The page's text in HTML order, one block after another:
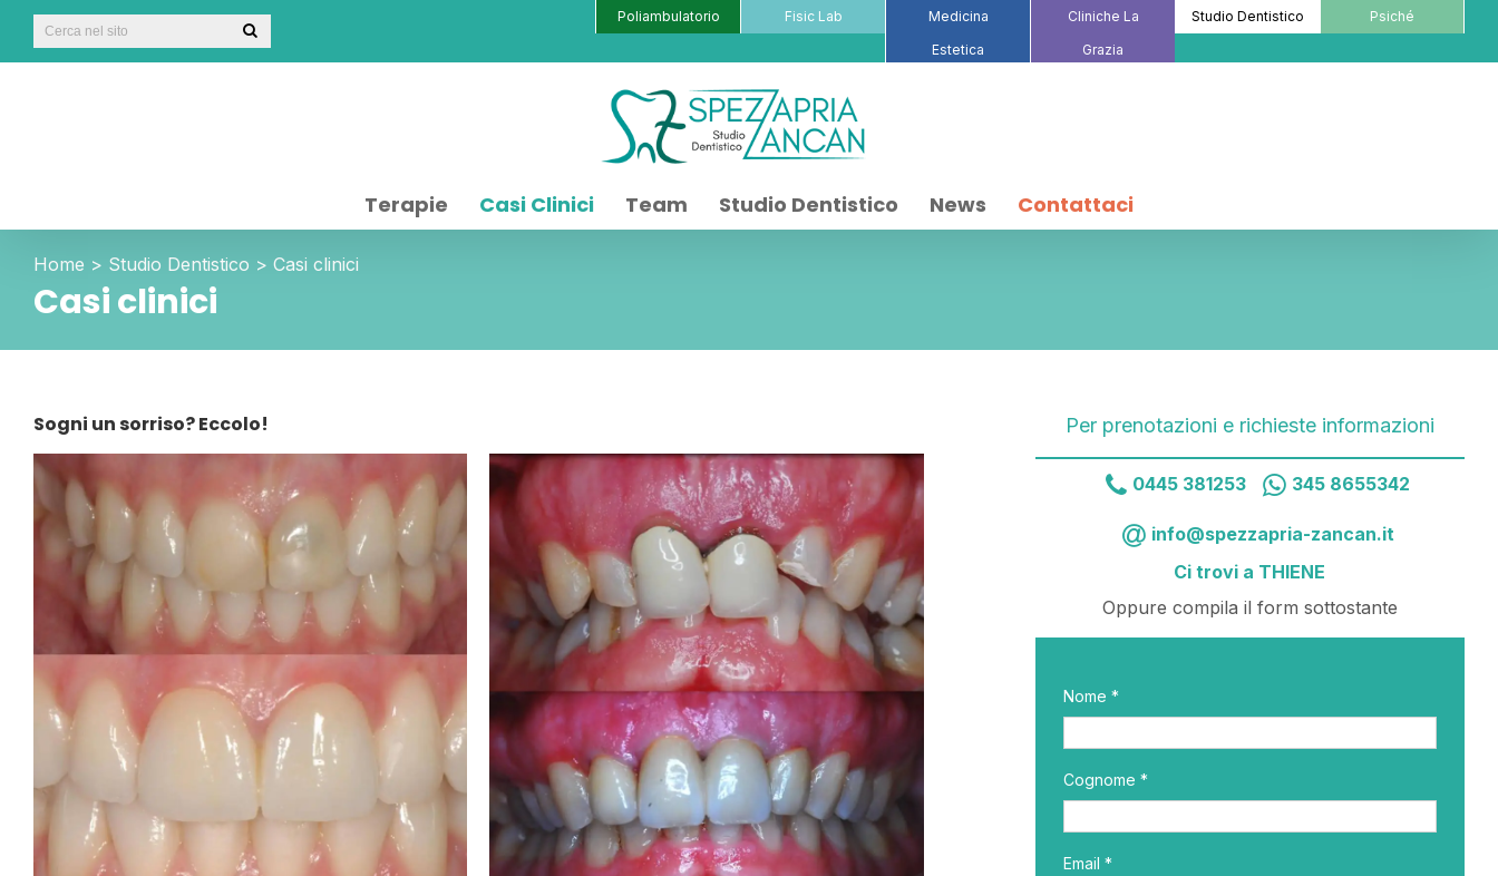
Poliambulatorio Fisic Lab
Medicina
Estetica
Cliniche La
Grazia
Studio Dentistico Psiché
Terapie Casi Clinici Team Studio Dentistico News Contattaci
Home > Studio Dentistico > Casi clinici
Casi clinici
Sogni un sorriso? Eccolo! Per prenotazioni e richieste informazioni
0445 381253 345 8655342
info@spezzapria-zancan.it
Ci trovi a THIENE
Oppure compila il form sottostante
Nome *
Cognome *
Email *